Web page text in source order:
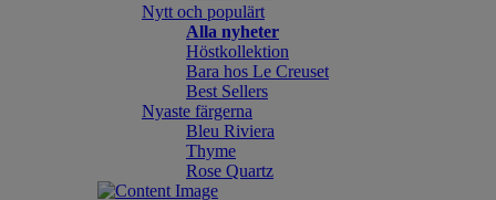
Nytt och populärt
Alla nyheter
Höstkollektion
Bara hos Le Creuset
Best Sellers
Nyaste färgerna
Bleu Riviera
Thyme
Rose Quartz